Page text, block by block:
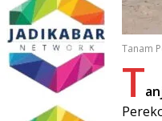
Tanam
T